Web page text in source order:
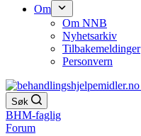
Om
Om NNB
Nyhetsarkiv
Tilbakemeldinger
Personvern
Søk
BHM-faglig
Forum